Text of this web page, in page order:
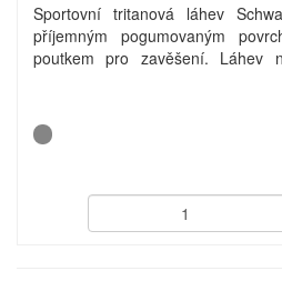
Sportovní tritanová láhev
příjemným pogumovaným
poutkem pro zavěšení. Láhev
umístěn silikonový proužek s
dárkové krabičce. Objem: 800